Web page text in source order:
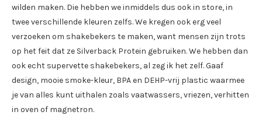
wilden maken. Die hebben we inmiddels dus ook in store, in
twee verschillende kleuren zelfs. We kregen ook erg veel
verzoeken om shakebekers te maken, want mensen zijn trots
op het feit dat ze Silverback Protein gebruiken. We hebben dan
ook echt supervette shakebekers, al zeg ik het zelf. Gaaf
design, mooie smoke-kleur, BPA en DEHP-vrij plastic waarmee
je van alles kunt uithalen zoals vaatwassers, vriezen, verhitten
in oven of magnetron.